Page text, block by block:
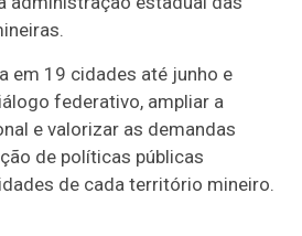
em 19 cidades até junho e
federativo, ampliar a
e valorizar as demandas
de políticas públicas
de cada território mineiro.